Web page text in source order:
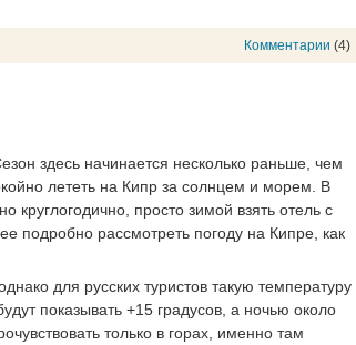
Комментарии (4)
здесь начинается несколько раньше, чем
лететь на Кипр за солнцем и морем. В
круглогодично, просто зимой взять отель с
подробно рассмотреть погоду на Кипре, как
для русских туристов такую температуру
показывать +15 градусов, а ночью около
только в горах, именно там